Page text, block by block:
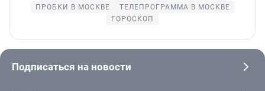
ПРОБКИ В МОСКВЕ
ТЕЛЕПРОГРАММА В МОСКВЕ
ГОРОСКОП
Подписаться на новости